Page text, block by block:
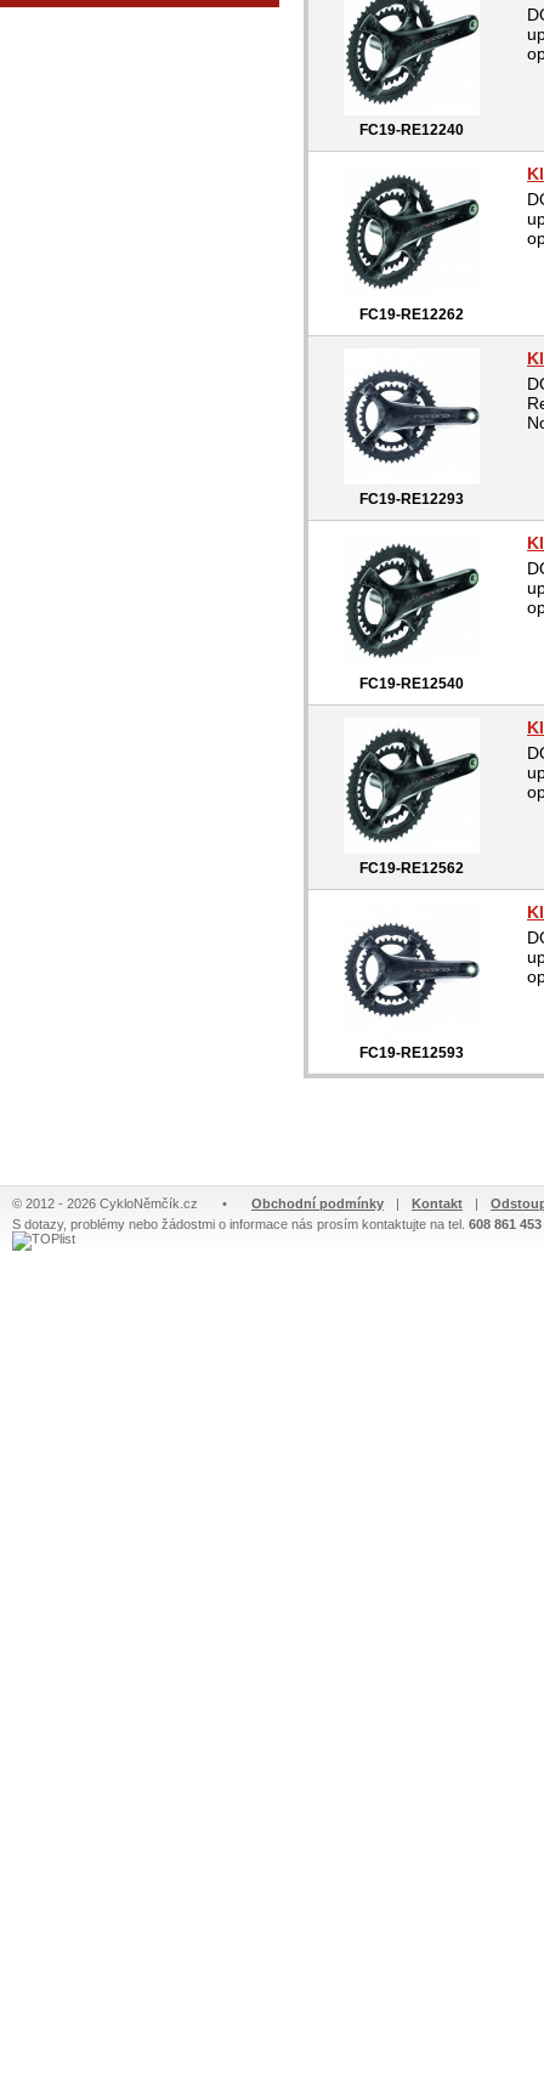
FC19-RE12240
FC19-RE12262
FC19-RE12293
FC19-RE12540
FC19-RE12562
FC19-RE12593
© 2012 - 2026 CykloNěmčík.cz • Obchodní podmínky | Kontakt |
S dotazy, problémy nebo žádostmi o informace nás prosím kontaktujte na tel. 608 861 453